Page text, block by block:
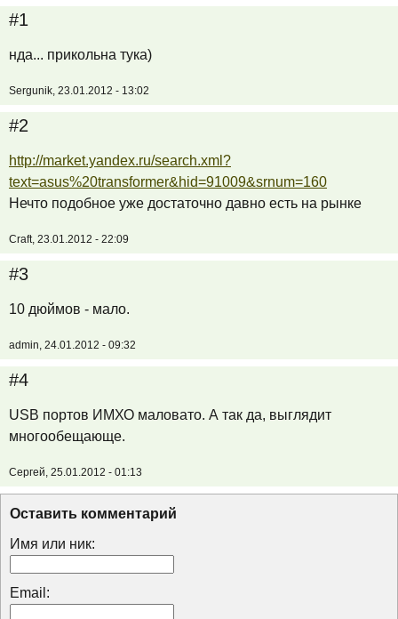
#1
нда... прикольна тука)
Sergunik, 23.01.2012 - 13:02
#2
http://market.yandex.ru/search.xml?
text=asus%20transformer&hid=91009&srnum=160
Нечто подобное уже достаточно давно есть на рынке
Craft, 23.01.2012 - 22:09
#3
10 дюймов - мало.
admin, 24.01.2012 - 09:32
#4
USB портов ИМХО маловато. А так да, выглядит
многообещающе.
Сергей, 25.01.2012 - 01:13
Оставить комментарий
Имя или ник:
Email: